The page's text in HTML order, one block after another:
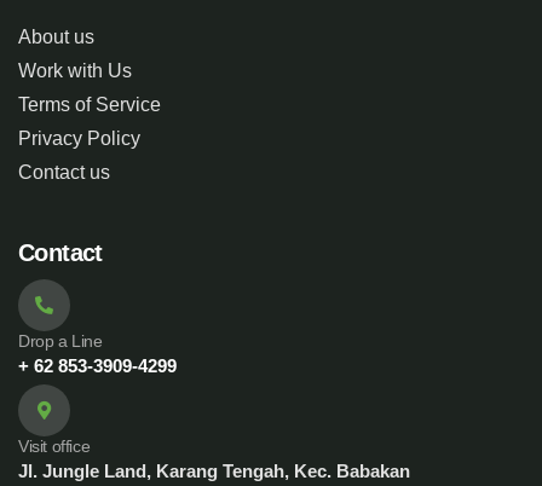
About us
Work with Us
Terms of Service
Privacy Policy
Contact us
Contact
Drop a Line
+ 62 853-3909-4299
Visit office
Jl. Jungle Land, Karang Tengah, Kec. Babakan